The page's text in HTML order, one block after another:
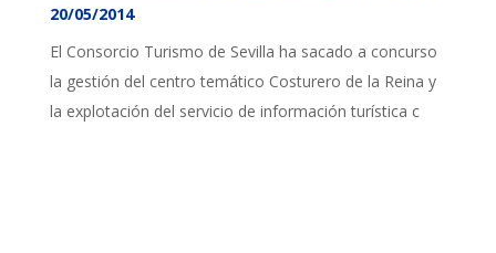
20/05/2014
El Consorcio Turismo de Sevilla ha sacado a concurso
la gestión del centro temático Costurero de la Reina y
la explotación del servicio de información turística c